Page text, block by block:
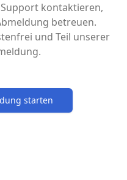
kontaktieren,
betreuen.
und Teil unserer
starten